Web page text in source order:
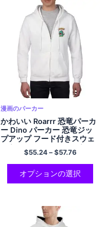
漫画のパーカー
かわいい Roarrr 恐竜パーカ
ー Dino パーカー 恐竜ジッ
プアップ フード付きスウェ
ットシャツ 100% コットン
で快適な大人の恐竜パーカ
ー マルチカラー
$55.24–$57.76
オプションの選択